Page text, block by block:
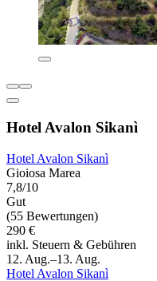
Hotel Avalon Sikanì
Hotel Avalon Sikanì
Gioiosa Marea
7,8/10
Gut
(55 Bewertungen)
290 €
inkl. Steuern & Gebühren
12. Aug.–13. Aug.
Hotel Avalon Sikanì